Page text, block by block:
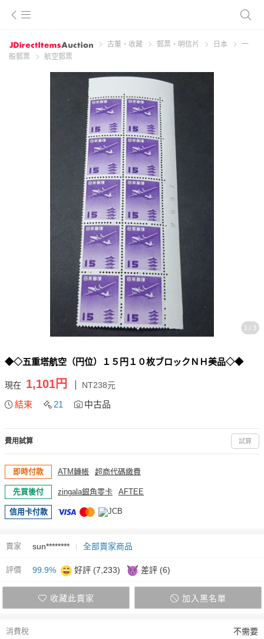
古董、收藏 郵票、明信片 日本
一
般郵票
航空郵票
1 / 3
◆◇五重塔航空（円位）１５円１０枚ブロックＮＨ美品◇◆
現在 1,101円 NT238元
結束 21 中古品
費用試算 試算
即時付款 ATM轉帳 超商代碼繳費
先買後付 zingala銀角零卡 AFTEE
信用卡付款
賣家 sun******** 全部賣家商品
評價 99.9% 好評 (7,233) 差評 (6)
收藏此賣家 加入黑名單
消費稅 不需要